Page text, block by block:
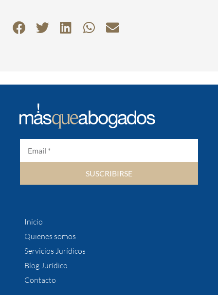
SUSCRIBIRSE
Inicio
Quienes somos
Servicios Jurídicos
Blog Jurídico
Contacto